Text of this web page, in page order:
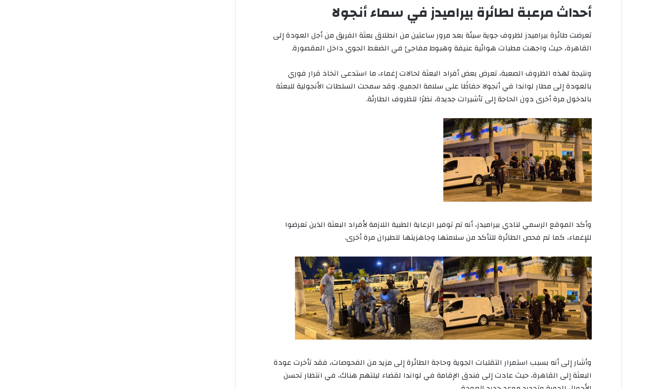
أحداث مرعبة لطائرة بيراميدز في سماء أنجولا
تعرضت طائرة بيراميدز لظروف جوية سيئة بعد مرور ساعتين من انطلاق بعثة الفريق من أجل العودة إلى
القاهرة، حيث واجهت مطبات هوائية عنيفة وهبوط مفاجئ في الضغط الجوي داخل المقصورة.
ونتيجة لهذه الظروف الصعبة، تعرض بعض أفراد البعثة لحالات إغماء، ما استدعى اتخاذ قرار فوري
بالعودة إلى مطار لواندا في أنجولا حفاظًا على سلامة الجميع، وقد سمحت السلطات الأنجولية للبعثة
بالدخول مرة أخرى دون الحاجة إلى تأشيرات جديدة، نظرًا للظروف الطارئة.
وأكد الموقع الرسمي لنادي بيراميدز، أنه تم توفير الرعاية الطبية اللازمة لأفراد البعثة الذين تعرضوا
للإغماء، كما تم فحص الطائرة للتأكد من سلامتها وجاهزيتها للطيران مرة أخرى.
وأشار إلى أنه بسبب استمرار التقلبات الجوية وحاجة الطائرة إلى مزيد من الفحوصات، فقد تأخرت عودة
البعثة إلى القاهرة، حيث عادت إلى فندق الإقامة في لواندا لقضاء ليلتهم هناك، في انتظار تحسن